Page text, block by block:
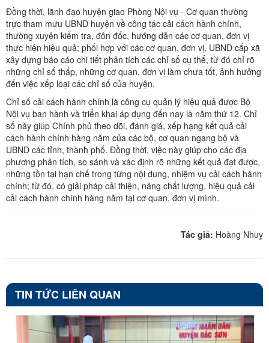
Đồng thời, lãnh đạo huyện giao Phòng Nội vụ - Cơ quan thường
trực tham mưu UBND huyện về công tác cải cách hành chính,
thường xuyên kiểm tra, đôn đốc, hướng dẫn các cơ quan, đơn vị
thực hiện hiệu quả; phối hợp với các cơ quan, đơn vị, UBND cấp xã
xây dựng báo cáo chi tiết phân tích các chỉ số cụ thể, từ đó chỉ rõ
những chỉ số thấp, những cơ quan, đơn vị làm chưa tốt, ảnh hưởng
đến việc xếp loại các chỉ số của huyện.
Chỉ số cải cách hành chính là công cụ quản lý hiệu quả được Bộ
Nội vụ ban hành và triển khai áp dụng đến nay là năm thứ 12. Chỉ
số này giúp Chính phủ theo dõi, đánh giá, xếp hạng kết quả cải
cách hành chính hàng năm của các bộ, cơ quan ngang bộ và
UBND các tỉnh, thành phố. Đồng thời, việc này giúp cho các địa
phương phân tích, so sánh và xác định rõ những kết quả đạt được,
những tồn tại hạn chế trong từng nội dung, nhiệm vụ cải cách hành
chính; từ đó, có giải pháp cải thiện, nâng chất lượng, hiệu quả cải
cải cách hành chính hàng năm tại cơ quan, đơn vị mình.
Tác giả: Hoàng Nhuỵ
TIN TỨC LIÊN QUAN